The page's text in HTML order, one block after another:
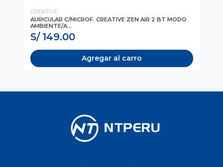
CREATIVE
AURICULAR C/MICROF. CREATIVE ZEN AIR 2 BT MODO
AMBIENTE/A...
S/ 149.00
Agregar al carro